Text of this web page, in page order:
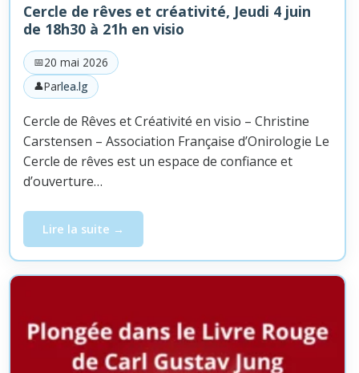
Cercle de rêves et créativité, Jeudi 4 juin
de 18h30 à 21h en visio
20 mai 2026
Parlea.lg
Cercle de Rêves et Créativité en visio – Christine
Carstensen – Association Française d’Onirologie Le
Cercle de rêves est un espace de confiance et
d’ouverture…
Lire la suite
Cercle de rêves et créativité, Jeudi 4 juin de 18h30 à